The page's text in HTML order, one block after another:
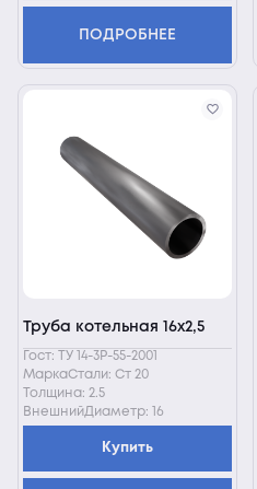
ПОДРОБНЕЕ
Труба котельная 16х2,5
Гост: ТУ 14-3Р-55-2001
МаркаСтали: Ст 20
Толщина: 2.5
ВнешнийДиаметр: 16
Купить